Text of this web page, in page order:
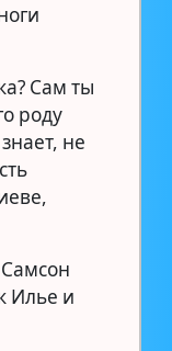
Сам ты
роду
не
Илье и